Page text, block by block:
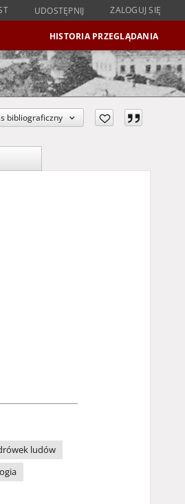
UDOSTĘPNIJ ZALOGUJ SIĘ
HISTORIA PRZEGLĄDANIA
bibliograficzny
ludów